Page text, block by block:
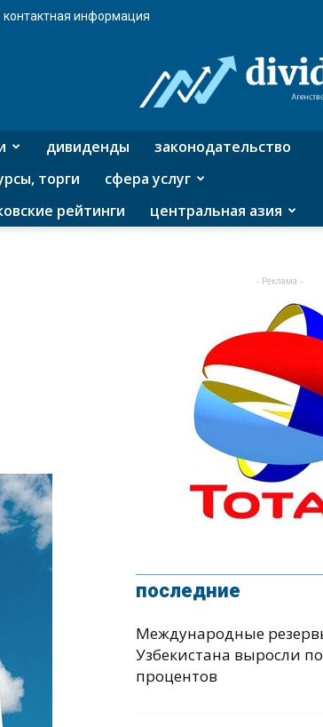
контактная информация
агентство
финансовых
дивиденды
законодательство
торги
сфера услуг
рейтинги центральная азия
- Реклама -
последние
Международные
Узбекистана выросли
процентов